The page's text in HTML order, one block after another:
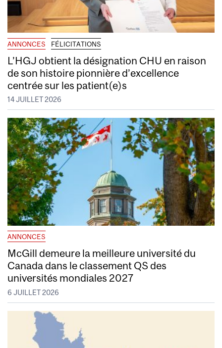
ANNONCES FÉLICITATIONS
L’HGJ obtient la désignation CHU en raison
de son histoire pionnière d’excellence
centrée sur les patient(e)s
14 JUILLET 2026
ANNONCES
McGill demeure la meilleure université du
Canada dans le classement QS des
universités mondiales 2027
6 JUILLET 2026